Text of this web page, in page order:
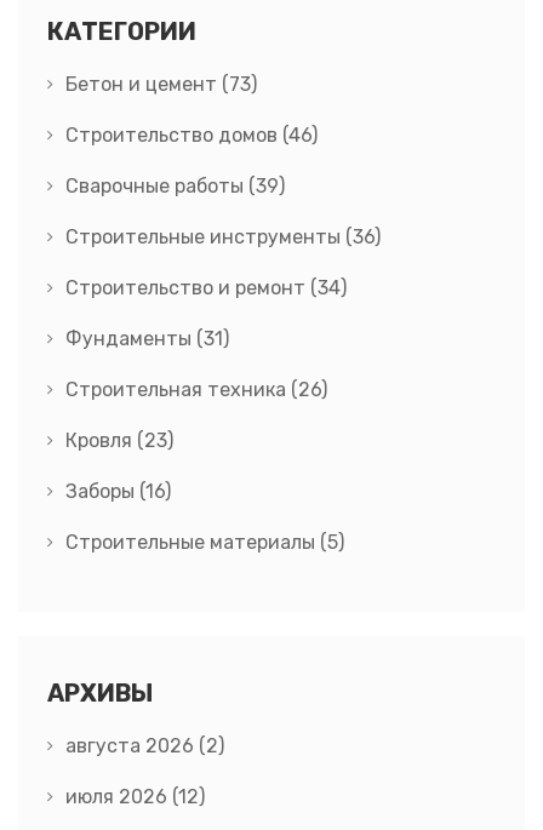
КАТЕГОРИИ
Бетон и цемент (73)
Строительство домов (46)
Сварочные работы (39)
Строительные инструменты (36)
Строительство и ремонт (34)
Фундаменты (31)
Строительная техника (26)
Кровля (23)
Заборы (16)
Строительные материалы (5)
АРХИВЫ
августа 2026 (2)
июля 2026 (12)